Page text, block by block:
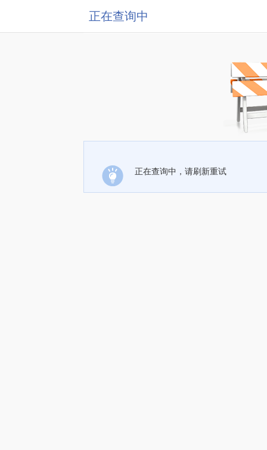
正在查询中
正在查询中，请刷新重试